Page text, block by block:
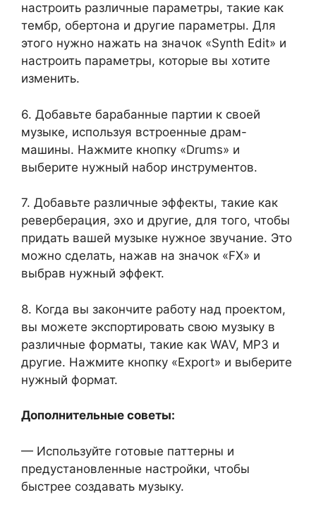
настроить различные параметры, такие как
тембр, обертона и другие параметры. Для
этого нужно нажать на значок «Synth Edit» и
настроить параметры, которые вы хотите
изменить.
6. Добавьте барабанные партии к своей
музыке, используя встроенные драм-
машины. Нажмите кнопку «Drums» и
выберите нужный набор инструментов.
7. Добавьте различные эффекты, такие как
реверберация, эхо и другие, для того, чтобы
придать вашей музыке нужное звучание. Это
можно сделать, нажав на значок «FX» и
выбрав нужный эффект.
8. Когда вы закончите работу над проектом,
вы можете экспортировать свою музыку в
различные форматы, такие как WAV, MP3 и
другие. Нажмите кнопку «Export» и выберите
нужный формат.
Дополнительные советы:
— Используйте готовые паттерны и
предустановленные настройки, чтобы
быстрее создавать музыку.